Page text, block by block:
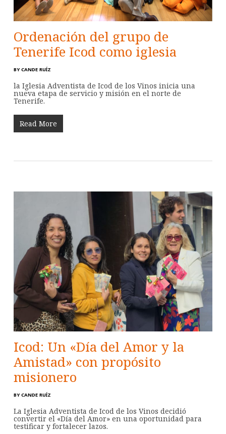
Ordenación del grupo de
Tenerife Icod como iglesia
BY CANDE RUÍZ
la Iglesia Adventista de Icod de los Vinos inicia una
nueva etapa de servicio y misión en el norte de
Tenerife.
Read More
Icod: Un «Día del Amor y la
Amistad» con propósito
misionero
BY CANDE RUÍZ
La Iglesia Adventista de Icod de los Vinos decidió
convertir el «Día del Amor» en una oportunidad para
testificar y fortalecer lazos.